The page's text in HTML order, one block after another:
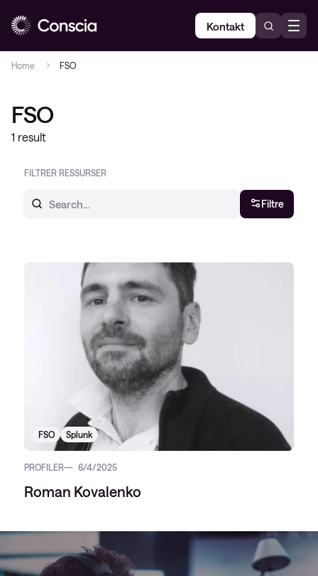
Kontakt
Home FSO
FSO
1 result
FILTRER RESSURSER
Filtre
FSO Splunk
PROFILER 6/4/2025
Roman Kovalenko